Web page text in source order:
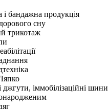
бандажна продукція
сну
трикотаж
іммобілізаційні шини